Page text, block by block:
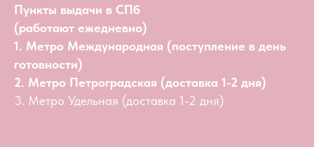
Пункты выдачи в СПб
(работают ежедневно)
1. Метро Международная (поступление в день
готовности)
2. Метро Петроградская (доставка 1-2 дня)
3. Метро Удельная (доставка 1-2 дня)